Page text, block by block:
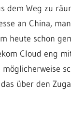
dem Weg zu
an China,
heute schon
Cloud eng
über den